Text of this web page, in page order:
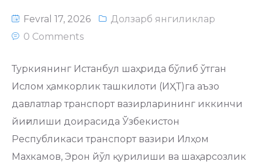
Fevral 17, 2026
Долзарб янгиликлар
0 Comments
Туркиянинг Истанбул шаҳрида бўлиб ўтган
Ислом ҳамкорлик ташкилоти (ИҲТ)га аъзо
давлатлар транспорт вазирларининг иккинчи
йиғилиши доирасида Ўзбекистон
Республикаси транспорт вазири Илҳом
Махкамов, Эрон йўл қурилиши ва шаҳарсозлик